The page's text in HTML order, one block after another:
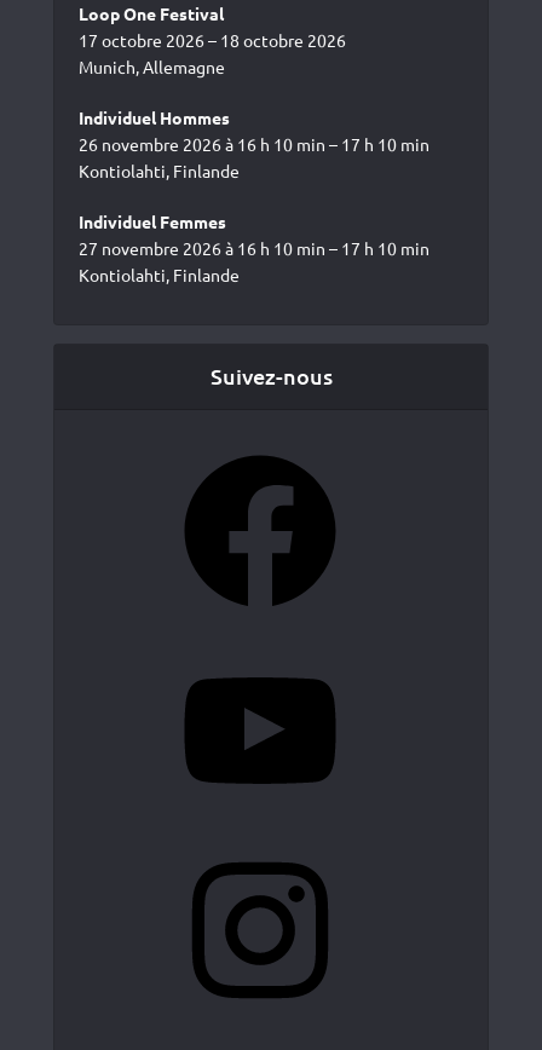
Loop One Festival
17 octobre 2026 – 18 octobre 2026
Munich, Allemagne
Individuel Hommes
26 novembre 2026 à 16 h 10 min – 17 h 10 min
Kontiolahti, Finlande
Individuel Femmes
27 novembre 2026 à 16 h 10 min – 17 h 10 min
Kontiolahti, Finlande
Suivez-nous